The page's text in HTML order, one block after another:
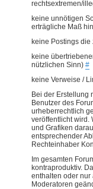
rechtsextremen/
keine unnötigen
erträgliche Maß
keine Postings
keine
nützlichen Sinn) #
keine Verweise /
Bei der Erstellung
Benutzer des
urheberrechtlich
veröffentlicht wird.
und Grafiken
entsprechender
Rechteinhaber
Im gesamten
kontraproduktiv.
enthalten oder nur
Moderatoren